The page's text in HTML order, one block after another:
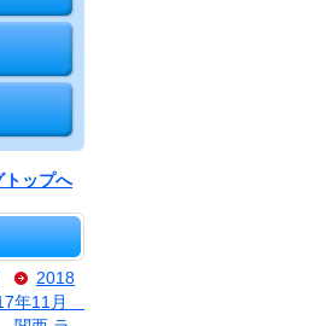
トップへ
2018
年11月